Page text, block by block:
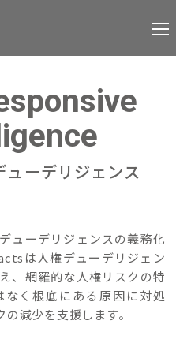
ーデリジェンス
ューデリジェンスの義務化
は人権デューデリジェン
、網羅的な人権リスクの特
く根底にある原因に対処
減少を支援します。